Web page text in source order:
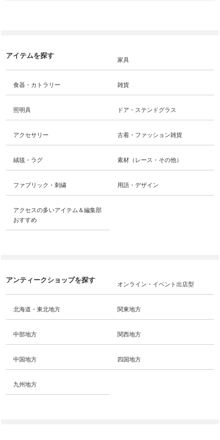
アイテムを探す
家具
食器・カトラリー 雑貨
照明具 ドア・ステンドグラス
アクセサリー 古着・ファッション雑貨
絨毯・ラグ 素材（レース・その他）
ファブリック・刺繍 用語・デザイン
アクセスの多いアイテム＆編集部
おすすめ
アンティークショップを探す
オンライン・イベント出店型
北海道・東北地方 関東地方
中部地方 関西地方
中国地方 四国地方
九州地方